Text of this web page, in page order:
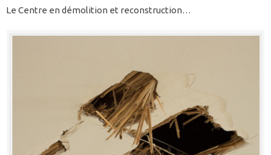
Le Centre en démolition et reconstruction…